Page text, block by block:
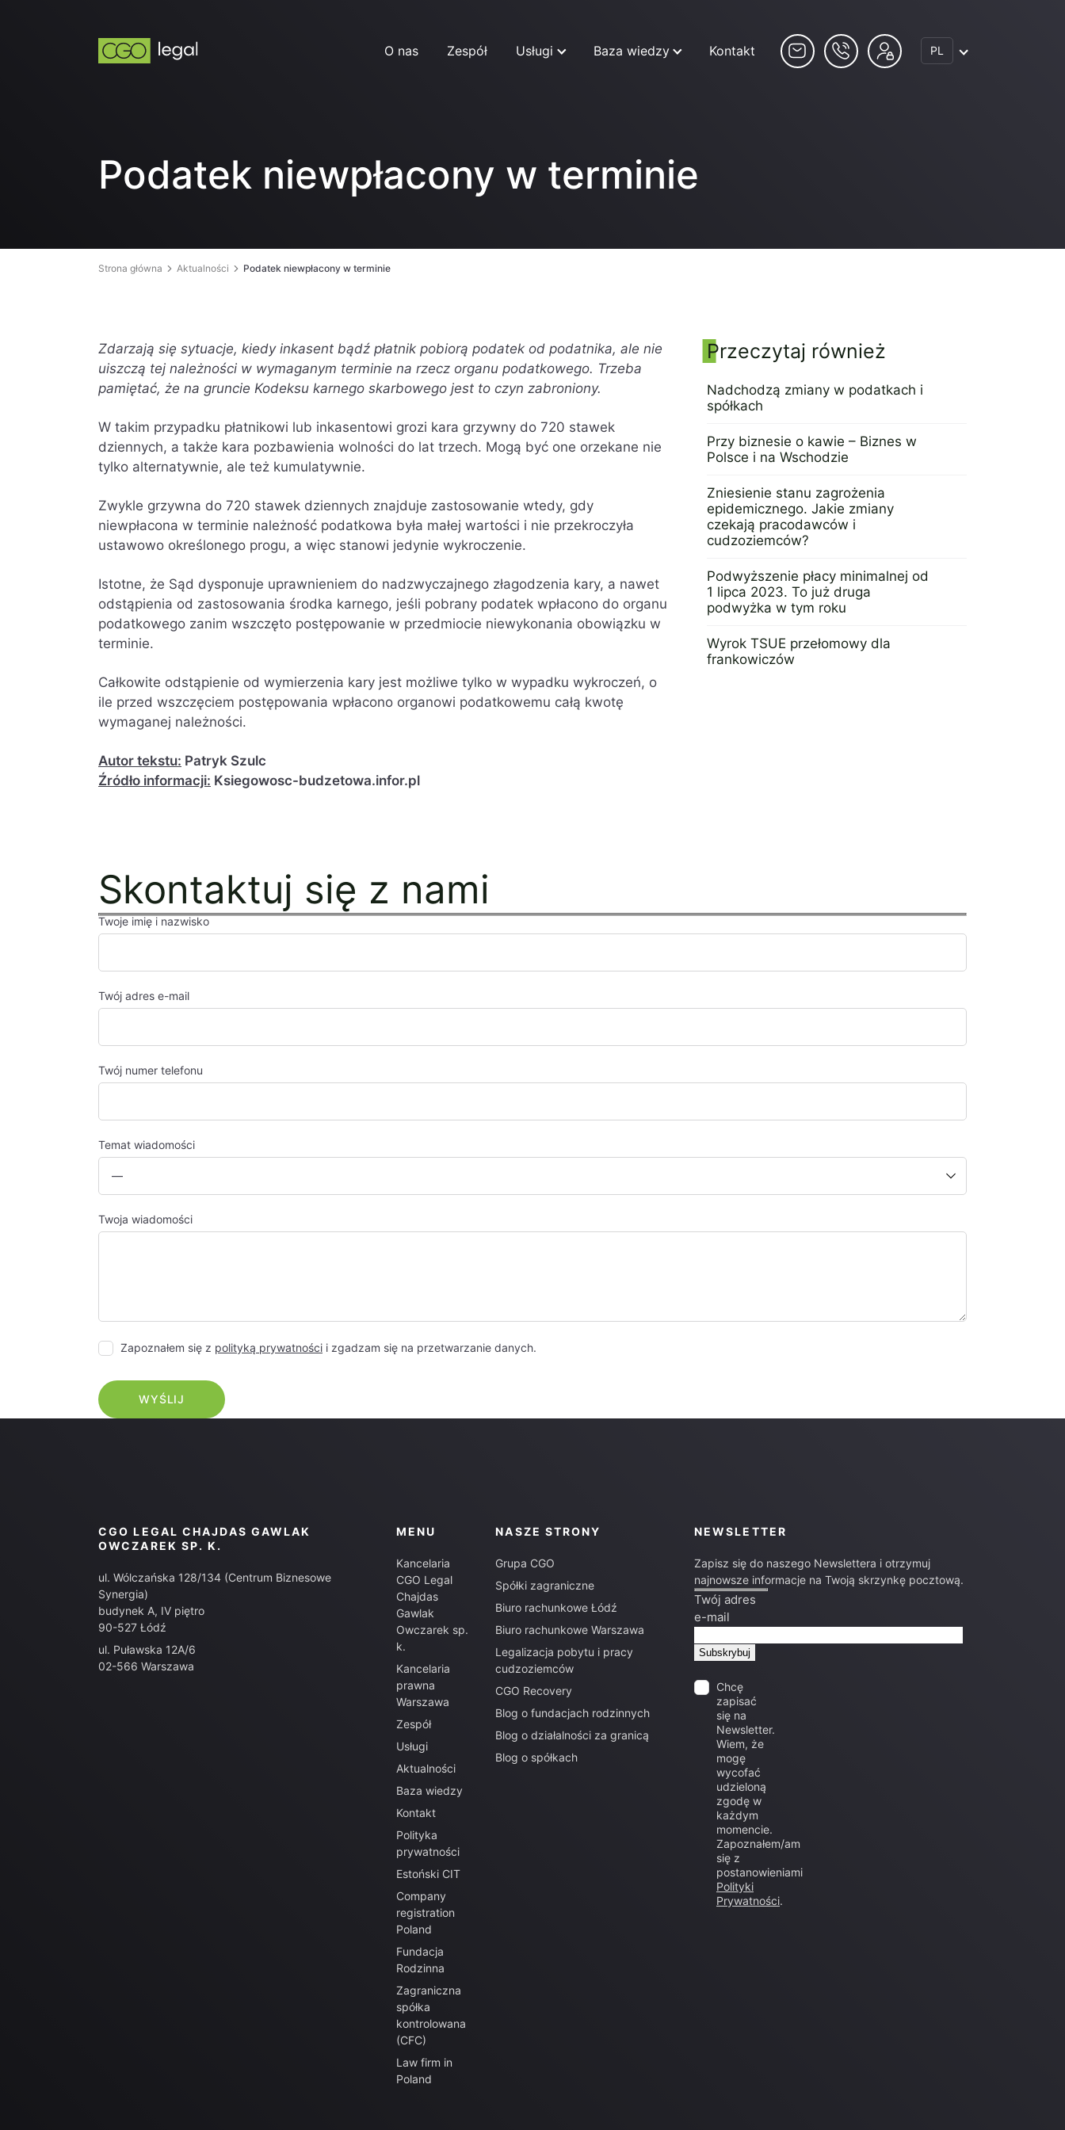
O nas Zespół Usługi Baza wiedzy Kontakt PL
Podatek niewpłacony w terminie
Strona główna Aktualności Podatek niewpłacony w terminie
Zdarzają się sytuacje, kiedy inkasent bądź płatnik pobiorą podatek od podatnika, ale nie
uiszczą tej należności w wymaganym terminie na rzecz organu podatkowego. Trzeba
pamiętać, że na gruncie Kodeksu karnego skarbowego jest to czyn zabroniony.
W takim przypadku płatnikowi lub inkasentowi grozi kara grzywny do 720 stawek
dziennych, a także kara pozbawienia wolności do lat trzech. Mogą być one orzekane nie
tylko alternatywnie, ale też kumulatywnie.
Zwykle grzywna do 720 stawek dziennych znajduje zastosowanie wtedy, gdy
niewpłacona w terminie należność podatkowa była małej wartości i nie przekroczyła
ustawowo określonego progu, a więc stanowi jedynie wykroczenie.
Istotne, że Sąd dysponuje uprawnieniem do nadzwyczajnego złagodzenia kary, a nawet
odstąpienia od zastosowania środka karnego, jeśli pobrany podatek wpłacono do organu
podatkowego zanim wszczęto postępowanie w przedmiocie niewykonania obowiązku w
terminie.
Całkowite odstąpienie od wymierzenia kary jest możliwe tylko w wypadku wykroczeń, o
ile przed wszczęciem postępowania wpłacono organowi podatkowemu całą kwotę
wymaganej należności.
Autor tekstu: Patryk Szulc
Źródło informacji: Ksiegowosc-budzetowa.infor.pl
Panel boczny
Przeczytaj również
Nadchodzą zmiany w podatkach i
spółkach
Przy biznesie o kawie – Biznes w
Polsce i na Wschodzie
Zniesienie stanu zagrożenia
epidemicznego. Jakie zmiany
czekają pracodawców i
cudzoziemców?
Podwyższenie płacy minimalnej od
1 lipca 2023. To już druga
podwyżka w tym roku
Wyrok TSUE przełomowy dla
frankowiczów
Skontaktuj się z nami
Twoje imię i nazwisko
Twój adres e-mail
Twój numer telefonu
Temat wiadomości
Twoja wiadomości
Zapoznałem się z polityką prywatności i zgadzam się na przetwarzanie danych.
CGO LEGAL CHAJDAS GAWLAK
OWCZAREK SP. K.
ul. Wólczańska 128/134 (Centrum Biznesowe
Synergia)
budynek A, IV piętro
90-527 Łódź
ul. Puławska 12A/6
02-566 Warszawa
MENU
Kancelaria
CGO Legal
Chajdas
Gawlak
Owczarek sp.
k.
Kancelaria
prawna
Warszawa
Zespół
Usługi
Aktualności
Baza wiedzy
Kontakt
Polityka
prywatności
Estoński CIT
Company
registration
Poland
Fundacja
Rodzinna
Zagraniczna
spółka
kontrolowana
(CFC)
Law firm in
Poland
NASZE STRONY
Grupa CGO
Spółki zagraniczne
Biuro rachunkowe Łódź
Biuro rachunkowe Warszawa
Legalizacja pobytu i pracy
cudzoziemców
CGO Recovery
Blog o fundacjach rodzinnych
Blog o działalności za granicą
Blog o spółkach
NEWSLETTER
Zapisz się do naszego Newslettera i otrzymuj
najnowsze informacje na Twoją skrzynkę pocztową.
Twój adres
e-mail
Chcę
zapisać
się na
Newsletter.
Wiem, że
mogę
wycofać
udzieloną
zgodę w
każdym
momencie.
Zapoznałem/am
się z
postanowieniami
Polityki
Prywatności.